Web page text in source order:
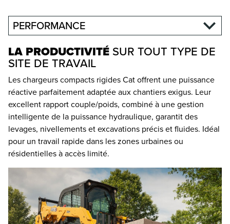
PERFORMANCE
LA PRODUCTIVITÉ SUR TOUT TYPE DE
SITE DE TRAVAIL
Les chargeurs compacts rigides Cat offrent une puissance
réactive parfaitement adaptée aux chantiers exigus. Leur
excellent rapport couple/poids, combiné à une gestion
intelligente de la puissance hydraulique, garantit des
levages, nivellements et excavations précis et fluides. Idéal
pour un travail rapide dans les zones urbaines ou
résidentielles à accès limité.